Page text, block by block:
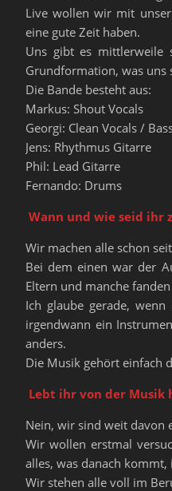
Live wollen wir mit
eine gute Zeit haben.
Uns gibt es
Grundformation, was uns
Die Bande besteht aus:
Markus: Shout Vocals
Georgi: Clean Vocals /
Jens: Rhythmus Gitarre
Phil: Lead Gitarre
Fernando: Drums
Wann und wie seid ihr
Wir machen alle schon
Bei dem einen war der
Eltern und manche
Ich glaube gerade,
irgendwann ein
anders.
Die Musik gehört einfach
Lebt ihr von der Musik
Nein, wir sind weit davon
Wir wollen erstmal
alles, was danach kommt,
Wir stehen alle voll im